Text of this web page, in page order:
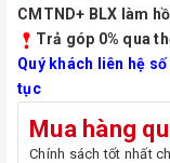
CMTND+ BLX làm
Trả góp 0% qua
Quý khách liên hệ
tục
Mua hàng
Chính sách tốt nhất